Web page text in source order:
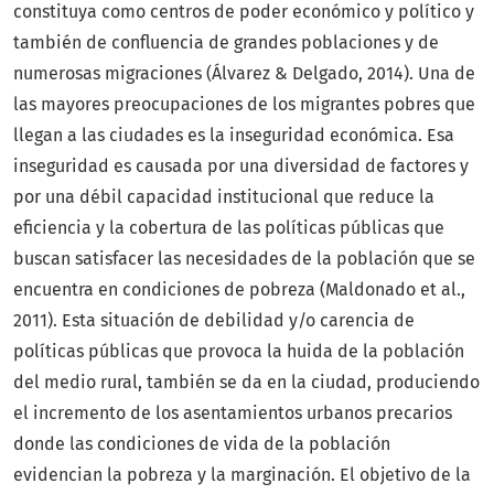
constituya como centros de poder económico y político y
también de confluencia de grandes poblaciones y de
numerosas migraciones (Álvarez & Delgado, 2014). Una de
las mayores preocupaciones de los migrantes pobres que
llegan a las ciudades es la inseguridad económica. Esa
inseguridad es causada por una diversidad de factores y
por una débil capacidad institucional que reduce la
eficiencia y la cobertura de las políticas públicas que
buscan satisfacer las necesidades de la población que se
encuentra en condiciones de pobreza (Maldonado et al.,
2011). Esta situación de debilidad y/o carencia de
políticas públicas que provoca la huida de la población
del medio rural, también se da en la ciudad, produciendo
el incremento de los asentamientos urbanos precarios
donde las condiciones de vida de la población
evidencian la pobreza y la marginación. El objetivo de la